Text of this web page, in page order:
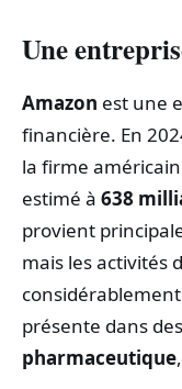
Une
Amazon est une
financière. En
la firme
estimé à 638
provient
mais les activités
présente dans
pharmaceutique